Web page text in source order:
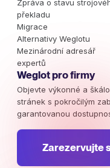
Zpráva o stavu
překladu
Migrace
Alternativy Weglotu
Mezinárodní adresář
expertů
Weglot pro firmy
Objevte výkonné a
stránek s pokročilým
garantovanou
Zarezervujte